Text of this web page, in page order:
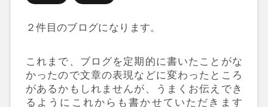
２件目のブログになります。
これまで、ブログを定期的に書いたことがな
かったので文章の表現などに変わったところ
があるかもしれませんが、うまくお伝えでき
るようにこれからも書かせていただきます